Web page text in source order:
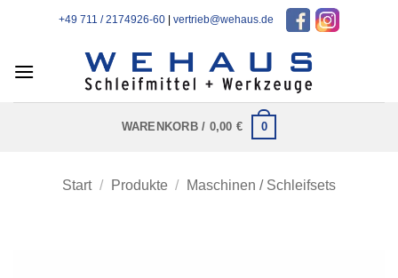
+49 711 / 2174926-60 vertrieb@wehaus.de
WARENKORB / 0,00 € 0
Start / Produkte / Maschinen / Schleifsets